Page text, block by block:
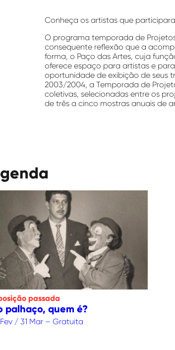
Conheça os artistas que
O programa temporada de
consequente reflexão que a
forma, o Paço das Artes, cuja
oferece espaço para artistas e
oportunidade de exibição de seus
2003/2004, a Temporada de
coletivas, selecionadas entre os
de três a cinco mostras anuais de
passada
palhaço, quem é?
/ 31 Mar – Gratuita